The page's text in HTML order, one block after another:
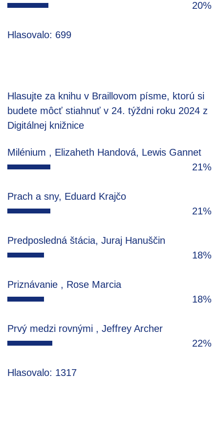
20%
Hlasovalo: 699
Hlasujte za knihu v Braillovom písme, ktorú si
budete môcť stiahnuť v 24. týždni roku 2024 z
Digitálnej knižnice
Milénium , Elizaheth Handová, Lewis Gannet
21%
Prach a sny, Eduard Krajčo
21%
Predposledná štácia, Juraj Hanuščin
18%
Priznávanie , Rose Marcia
18%
Prvý medzi rovnými , Jeffrey Archer
22%
Hlasovalo: 1317